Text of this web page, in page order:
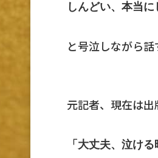
しんどい、本当に
と号泣しながら話
元記者、現在は
「大丈夫、泣け